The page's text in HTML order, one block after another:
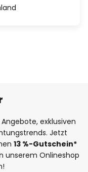
exklusiven
Jetzt
13 %-Gutschein*
unserem Onlineshop